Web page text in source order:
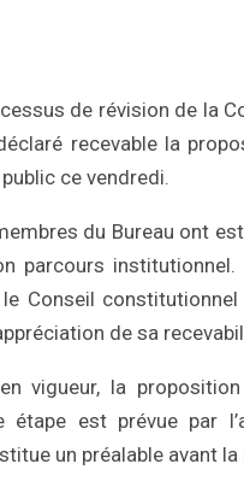
de révision de la
recevable la
ce vendredi.
du Bureau ont
parcours
Conseil
de sa
vigueur, la
étape est prévue par
un préalable avant